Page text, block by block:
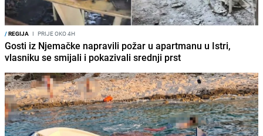
/REGIJA I PRIJE OKO 4H
Gosti iz Njemačke napravili požar u apartmanu u Istri,
vlasniku se smijali i pokazivali srednji prst